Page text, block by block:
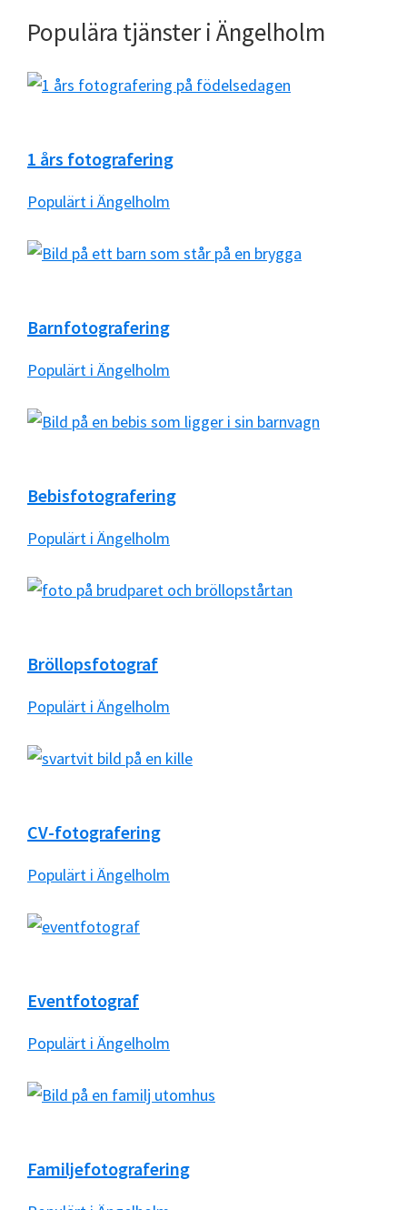
Populära tjänster i Ängelholm
1 års fotografering
Populärt i Ängelholm
Barnfotografering
Populärt i Ängelholm
Bebisfotografering
Populärt i Ängelholm
Bröllopsfotograf
Populärt i Ängelholm
CV-fotografering
Populärt i Ängelholm
Eventfotograf
Populärt i Ängelholm
Familjefotografering